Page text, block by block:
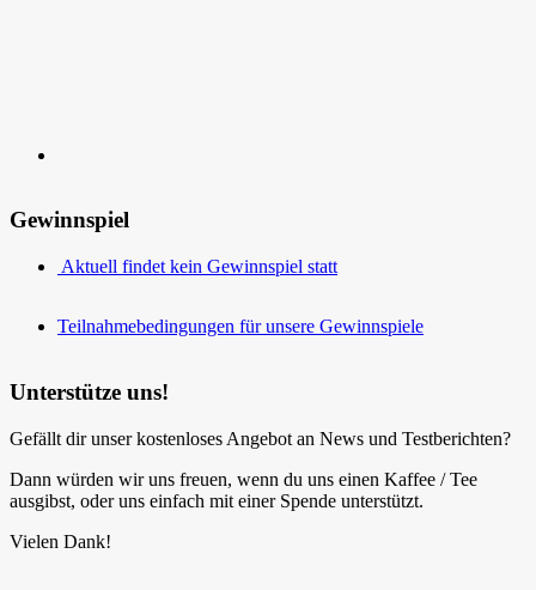
Gewinnspiel
Aktuell findet kein Gewinnspiel statt
Teilnahmebedingungen für unsere Gewinnspiele
Unterstütze uns!
Gefällt dir unser kostenloses Angebot an News und Testberichten?
Dann würden wir uns freuen, wenn du uns einen Kaffee / Tee
ausgibst, oder uns einfach mit einer Spende unterstützt.
Vielen Dank!